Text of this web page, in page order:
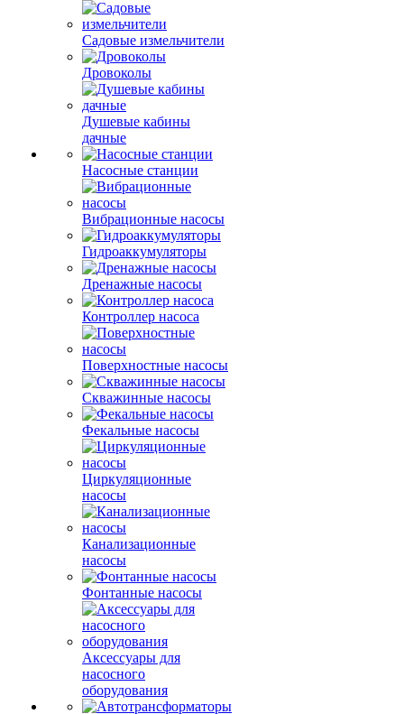
Садовые измельчители
Дровоколы
Душевые кабины
дачные
Насосные станции
Вибрационные насосы
Гидроаккумуляторы
Дренажные насосы
Контроллер насоса
Поверхностные насосы
Скважинные насосы
Фекальные насосы
Циркуляционные
насосы
Канализационные
насосы
Фонтанные насосы
Аксессуары для
насосного
оборудования